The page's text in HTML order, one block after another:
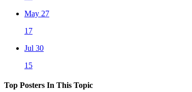
May 27
17
Jul 30
15
Top Posters In This Topic